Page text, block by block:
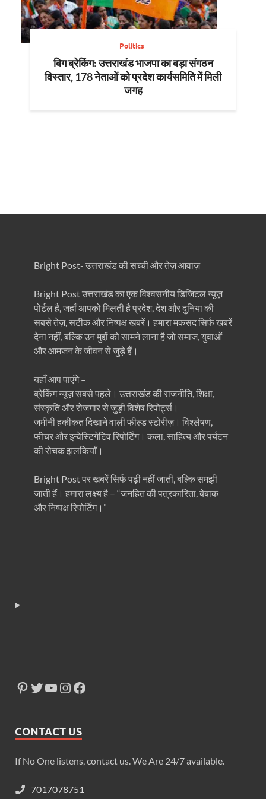
Politics
बिग ब्रेकिंग: उत्तराखंड भाजपा का बड़ा संगठन
विस्तार, 178 नेताओं को प्रदेश कार्यसमिति में मिली
जगह
Bright Post- उत्तराखंड की सच्ची और तेज़ आवाज़
Bright Post उत्तराखंड का एक विश्वसनीय डिजिटल न्यूज़
पोर्टल है, जहाँ आपको मिलती है प्रदेश, देश और दुनिया की
सबसे तेज़, सटीक और निष्पक्ष खबरें। हमारा मकसद सिर्फ खबरें
देना नहीं, बल्कि उन मुद्दों को सामने लाना है जो समाज, युवाओं
और आमजन के जीवन से जुड़े हैं।
यहाँ आप पाएंगे –
ब्रेकिंग न्यूज़ सबसे पहले। उत्तराखंड की राजनीति, शिक्षा,
संस्कृति और रोजगार से जुड़ी विशेष रिपोर्ट्स।
जमीनी हकीकत दिखाने वाली फील्ड स्टोरीज़। विश्लेषण,
फीचर और इन्वेस्टिगेटिव रिपोर्टिंग। कला, साहित्य और पर्यटन
की रोचक झलकियाँ।
Bright Post पर खबरें सिर्फ पढ़ी नहीं जातीं, बल्कि समझी
जाती हैं। हमारा लक्ष्य है – “जनहित की पत्रकारिता, बेबाक
और निष्पक्ष रिपोर्टिंग।”
CONTACT US
If No One listens, contact us. We Are 24/7 available.
7017078751